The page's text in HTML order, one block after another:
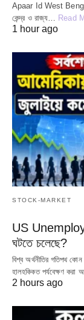
Apaar Id West Bengal
কেন্দ্র ও রাজ্য… Read
1 hour ago
STOCK-MARKET
US
ঘটতে চলেছে?
বিশ্ব অর্থনীতির গতিপথ
হালহকিকত পর্যবেক্ষণ
2 hours ago